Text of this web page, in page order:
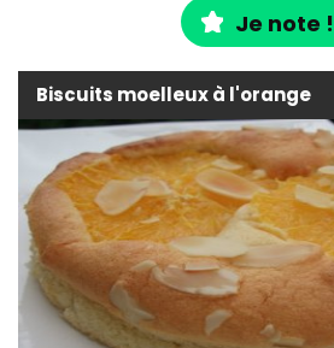
Je note !
Biscuits moelleux à l'orange